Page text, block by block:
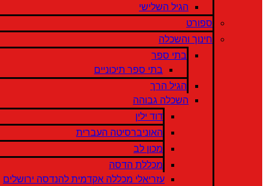
הגיל השלישי
ספורט
חינוך והשכלה
בתי ספר
בתי ספר תיכוניים
הגיל הרך
השכלה גבוהה
דוד ילין
האוניברסיטה העברית
מכון לב
מכללת הדסה
עזריאלי מכללה אקדמית להנדסה ירושלים